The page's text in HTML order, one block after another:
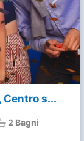
Centro s...
2 Bagni